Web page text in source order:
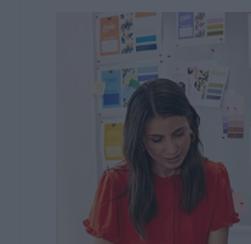
standardowe, co jest
dużo dokumentów.
Tonery HP zapewniają
ostre, wyraźne teksty
grafiki. Są one
spójność i trwałość